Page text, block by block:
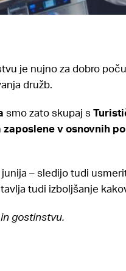
je nujno za dobro
družb.
smo zato skupaj s
v osnovnih
– sledijo tudi
tudi izboljšanje
gostinstvu.